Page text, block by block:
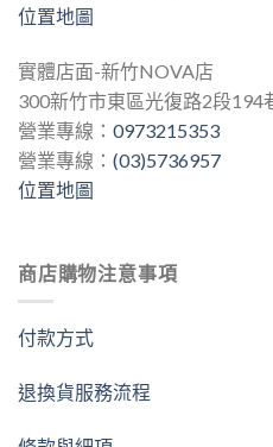
位置地圖
實體店面-新竹NOVA店
300新竹市東區光復路2段194
營業專線： 0973215353
營業專線： (03)5736957
位置地圖
商店購物注意事項
付款方式
退換貨服務流程